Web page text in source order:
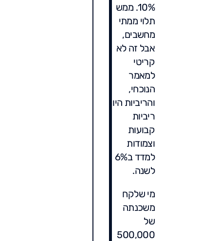
10%. ממש
תלוי ממתי
מחשבים,
אבל זה לא
קריטי
למאמר
הנוכחי,
והריביות היו
ריביות
קבועות
וצמודות
למדד ב6%
לשנה.
מי שלקח
משכנתה
של
500,000